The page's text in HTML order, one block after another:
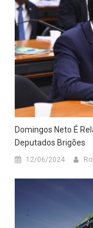
Domingos Neto É
Deputados Brigões
12/06/2024